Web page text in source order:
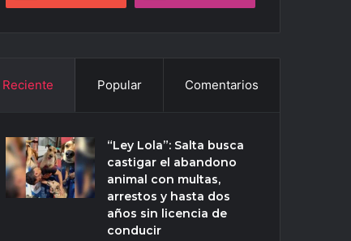
Reciente Popular Comentarios
“Ley Lola”: Salta busca
castigar el abandono
animal con multas,
arrestos y hasta dos
años sin licencia de
conducir